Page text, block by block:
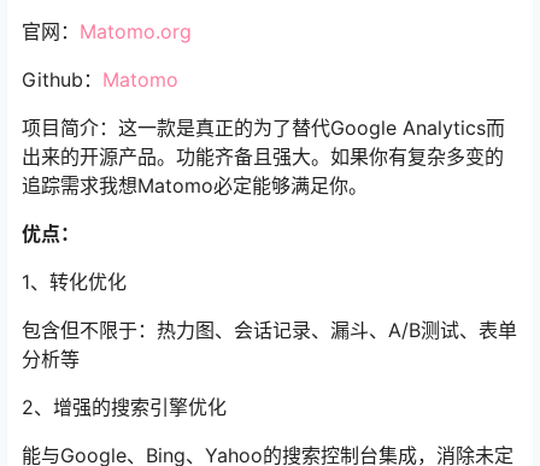
官网： Matomo.org
Github： Matomo
项目简介：这一款是真正的为了替代Google Analytics而
出来的开源产品。功能齐备且强大。如果你有复杂多变的
追踪需求我想Matomo必定能够满足你。
优点：
1、转化优化
包含但不限于：热力图、会话记录、漏斗、A/B测试、表单
分析等
2、增强的搜索引擎优化
能与Google、Bing、Yahoo的搜索控制台集成，消除未定